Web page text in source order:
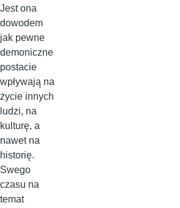
Jest ona
dowodem
jak pewne
demoniczne
postacie
wpływają na
życie innych
ludzi, na
kulturę, a
nawet na
historię.
Swego
czasu na
temat